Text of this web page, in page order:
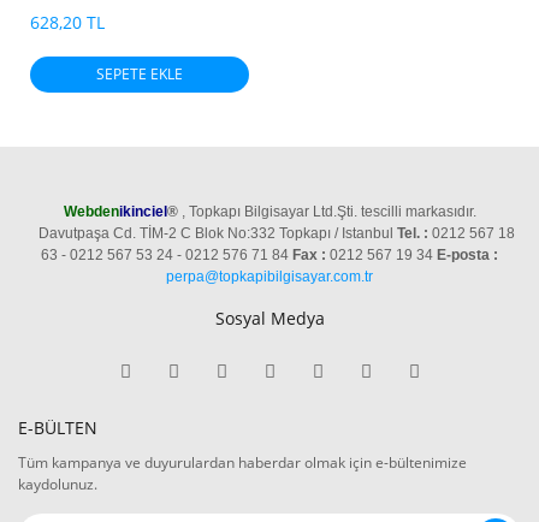
628,20 TL
SEPETE EKLE
Webdenikinciel®, Topkapı Bilgisayar Ltd.Şti. tescilli markasıdır.
Davutpaşa Cd. TİM-2 C Blok No:332 Topkapı / Istanbul Tel. : 0212 567 18
63 - 0212 567 53 24 - 0212 576 71 84 Fax : 0212 567 19 34 E-posta :
perpa@topkapibilgisayar.com.tr
Sosyal Medya
E-BÜLTEN
Tüm kampanya ve duyurulardan haberdar olmak için e-bültenimize
kaydolunuz.